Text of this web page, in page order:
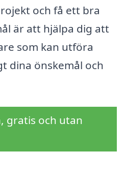
och få ett bra
är att hjälpa dig att
som kan utföra
dina önskemål och
gratis och utan